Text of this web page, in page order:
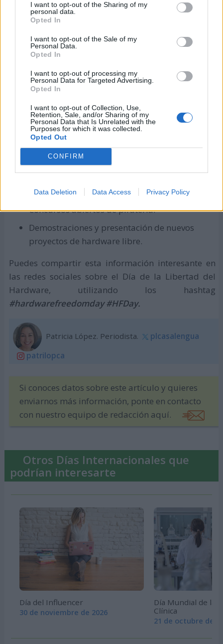
I want to opt-out of the Sharing of my
personal data.
Opted In
I want to opt-out of the Sale of my
Personal Data.
Opted In
I want to opt-out of processing my
Personal Data for Targeted Advertising.
Opted In
I want to opt-out of Collection, Use,
Retention, Sale, and/or Sharing of my
Personal Data that Is Unrelated with the
Purposes for which it was collected.
Opted Out
CONFIRM
Data Deletion Data Access Privacy Policy
Talleres sobre hardware abierto.
Concursos abiertos de piratería.
Demostraciones y presentación de nuevos
proyectos de hardware libre.
Puedes compartir esta información interesante en
las redes sociales sobre el Día de la Libertad del
Hardware, utilizando los hashtag
#hardwarefreedomday #HFDay.
Patricia López. Periodista.
plcasalengua
patrilopca
Si conoces datos sobre este artículo y quieres
enviarnos más información, ponte en contacto
con nuestro equipo de redacción aquí.
Otros Días Internacionales que
podrían interesarte
Día del Influencer
30 de noviembre de 2026
Día Mundial de la
Clínica
21 de octubre de